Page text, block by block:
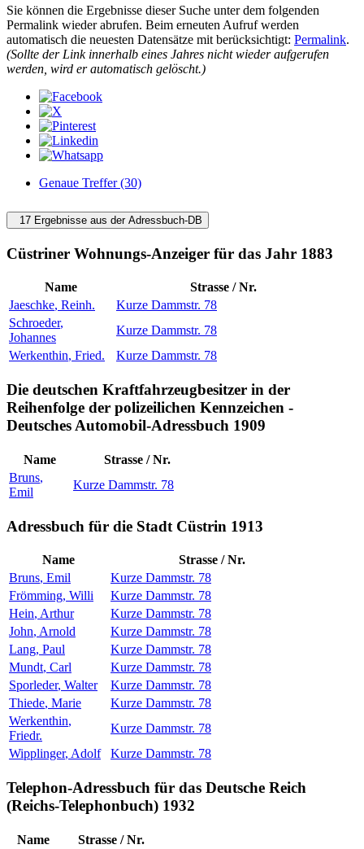
Sie können die Ergebnisse dieser Suche unter dem folgenden
Permalink wieder abrufen. Beim erneuten Aufruf werden
automatisch die neuesten Datensätze mit berücksichtigt: Permalink.
(Sollte der Link innerhalb eines Jahres nicht wieder aufgerufen
werden, wird er automatisch gelöscht.)
Genaue Treffer (30)
17 Ergebnisse aus der Adressbuch-DB
Cüstriner Wohnungs-Anzeiger für das Jahr 1883
Name
Strasse / Nr.
Jaeschke, Reinh.
Kurze Dammstr. 78
Schroeder,
Johannes
Kurze Dammstr. 78
Werkenthin, Fried. Kurze Dammstr. 78
Die deutschen Kraftfahrzeugbesitzer in der
Reihenfolge der polizeilichen Kennzeichen -
Deutsches Automobil-Adressbuch 1909
Name
Strasse / Nr.
Bruns,
Emil
Kurze Dammstr. 78
Adressbuch für die Stadt Cüstrin 1913
Name
Strasse / Nr.
Bruns, Emil
Kurze Dammstr. 78
Frömming, Willi
Kurze Dammstr. 78
Hein, Arthur
Kurze Dammstr. 78
John, Arnold
Kurze Dammstr. 78
Lang, Paul
Kurze Dammstr. 78
Mundt, Carl
Kurze Dammstr. 78
Sporleder, Walter
Kurze Dammstr. 78
Thiede, Marie
Kurze Dammstr. 78
Werkenthin,
Friedr.
Kurze Dammstr. 78
Wipplinger, Adolf Kurze Dammstr. 78
Telephon-Adressbuch für das Deutsche Reich
(Reichs-Telephonbuch) 1932
Name
Strasse / Nr.